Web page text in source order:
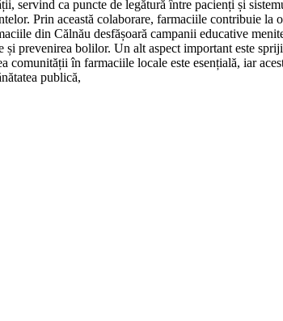
ca puncte de legătură între pacienți și
Prin această colaborare, farmaciile contribuie
din Călnău desfășoară campanii educative
prevenirea bolilor. Un alt aspect important este
în farmaciile locale este esențială, iar
publică,